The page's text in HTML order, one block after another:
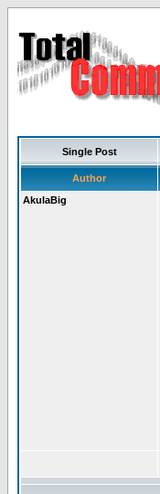
Single Post
Author
AkulaBig